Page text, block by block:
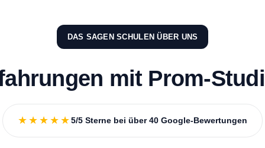
DAS SAGEN SCHULEN ÜBER UNS
mit Prom-
★★★★★5/5 Sterne bei über 40 Google-Bewertungen